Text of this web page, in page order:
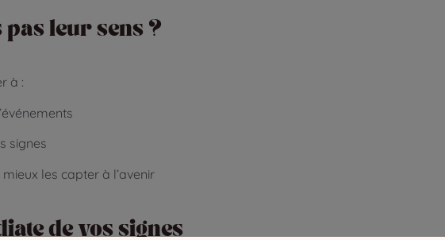
pas leur sens ?
à :
signes
les capter à l’avenir
de vos signes